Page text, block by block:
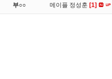
부○○ 메이플 정성훈 [1]